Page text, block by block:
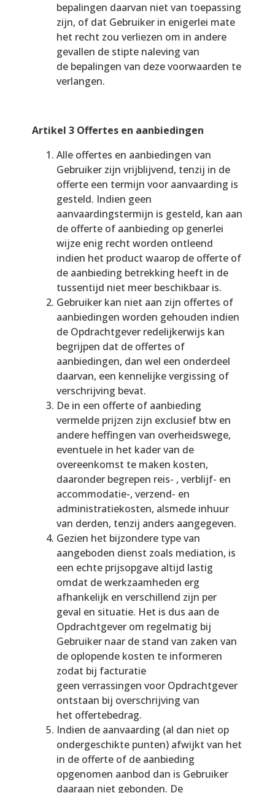
bepalingen daarvan niet van toepassing
zijn, of dat Gebruiker in enigerlei mate
het recht zou verliezen om in andere
gevallen de stipte naleving van
de bepalingen van deze voorwaarden te
verlangen.
Artikel 3 Offertes en aanbiedingen
Alle offertes en aanbiedingen van
Gebruiker zijn vrijblijvend, tenzij in de
offerte een termijn voor aanvaarding is
gesteld. Indien geen
aanvaardingstermijn is gesteld, kan aan
de offerte of aanbieding op generlei
wijze enig recht worden ontleend
indien het product waarop de offerte of
de aanbieding betrekking heeft in de
tussentijd niet meer beschikbaar is.
Gebruiker kan niet aan zijn offertes of
aanbiedingen worden gehouden indien
de Opdrachtgever redelijkerwijs kan
begrijpen dat de offertes of
aanbiedingen, dan wel een onderdeel
daarvan, een kennelijke vergissing of
verschrijving bevat.
De in een offerte of aanbieding
vermelde prijzen zijn exclusief btw en
andere heffingen van overheidswege,
eventuele in het kader van de
overeenkomst te maken kosten,
daaronder begrepen reis- , verblijf- en
accommodatie-, verzend- en
administratiekosten, alsmede inhuur
van derden, tenzij anders aangegeven.
Gezien het bijzondere type van
aangeboden dienst zoals mediation, is
een echte prijsopgave altijd lastig
omdat de werkzaamheden erg
afhankelijk en verschillend zijn per
geval en situatie. Het is dus aan de
Opdrachtgever om regelmatig bij
Gebruiker naar de stand van zaken van
de oplopende kosten te informeren
zodat bij facturatie
geen verrassingen voor Opdrachtgever
ontstaan bij overschrijving van
het offertebedrag.
Indien de aanvaarding (al dan niet op
ondergeschikte punten) afwijkt van het
in de offerte of de aanbieding
opgenomen aanbod dan is Gebruiker
daaraan niet gebonden. De